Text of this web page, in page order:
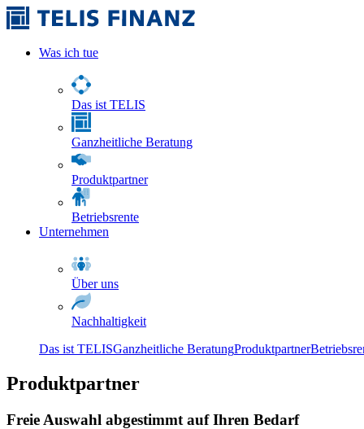
Was ich tue
Das ist TELIS
Ganzheitliche Beratung
Produktpartner
Betriebsrente
Unternehmen
Über uns
Nachhaltigkeit
Das ist TELISGanzheitliche BeratungProduktpartner
Produktpartner
Freie Auswahl abgestimmt auf Ihren Bedarf